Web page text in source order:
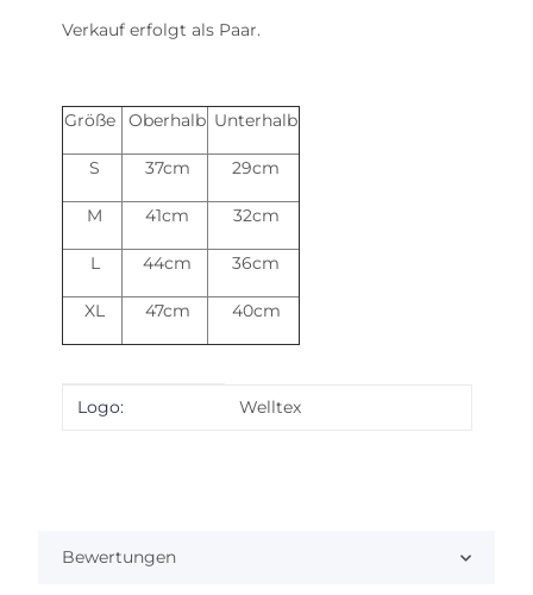
Verkauf erfolgt als Paar.
Größe Oberhalb Unterhalb
S 37cm 29cm
M 41cm 32cm
L 44cm 36cm
XL 47cm 40cm
Produkteigenschaft
Wert
Logo: Welltex
Bewertungen